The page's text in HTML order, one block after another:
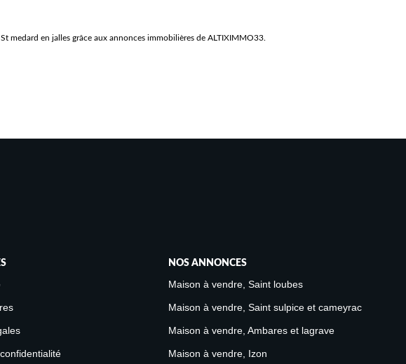
medard en jalles grâce aux annonces immobilières de ALTIXIMMO33.
NOS ANNONCES
Maison à vendre, Saint loubes
Maison à vendre, Saint sulpice et cameyrac
Maison à vendre, Ambares et lagrave
Maison à vendre, Izon